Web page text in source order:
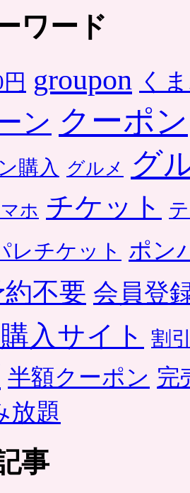
ワード
groupon く
ン クーポン
購入 グルメ グ
ホ チケット
レチケット ポン
不要 会員登
入サイト 割
半額クーポン 完
放題
事